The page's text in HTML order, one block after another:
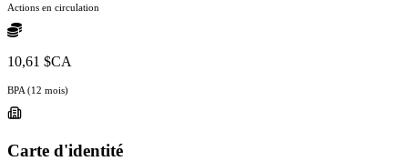
Actions en circulation
10,61 $CA
BPA (12 mois)
Carte d'identité